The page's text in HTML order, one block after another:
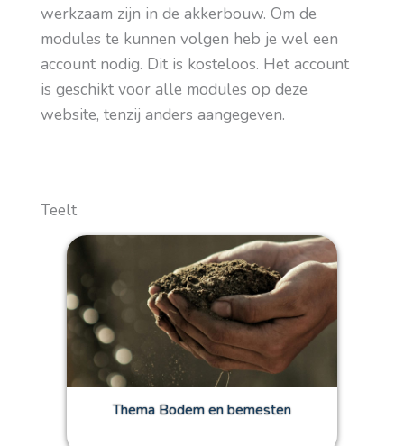
werkzaam zijn in de akkerbouw. Om de
modules te kunnen volgen heb je wel een
account nodig. Dit is kosteloos. Het account
is geschikt voor alle modules op deze
website, tenzij anders aangegeven.
Teelt
Thema Bodem en bemesten